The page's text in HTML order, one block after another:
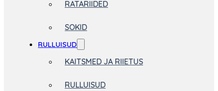
RATARIIDED
SOKID
RULLUISUD
KAITSMED JA RIIETUS
RULLUISUD